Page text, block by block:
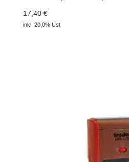
17,40 €
inkl. 20,0% Ust